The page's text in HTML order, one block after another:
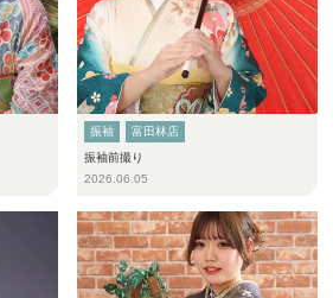
振袖
富田林店
振袖前撮り
2026.06.05